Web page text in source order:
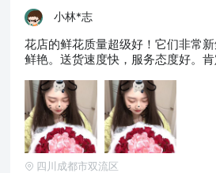
小林*志
花店的鲜花质量超级好！它们非常
鲜艳。送货速度快，服务态度好。肯
四川成都市双流区